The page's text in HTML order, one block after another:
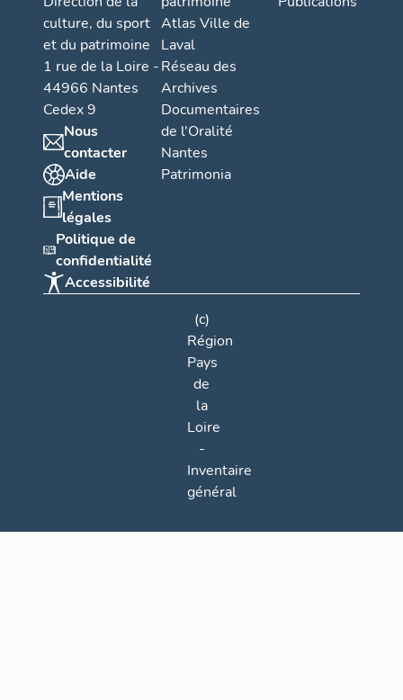
culture, du sport
et du patrimoine
1 rue de la Loire -
44966 Nantes
Cedex 9
Nous
contacter
Aide
Mentions
légales
Politique de
confidentialité
Accessibilité
Atlas Ville de
Laval
Réseau des
Archives
Documentaires
de l'Oralité
Nantes
Patrimonia
(c)
Région
Pays
de
la
Loire
-
Inventaire
général